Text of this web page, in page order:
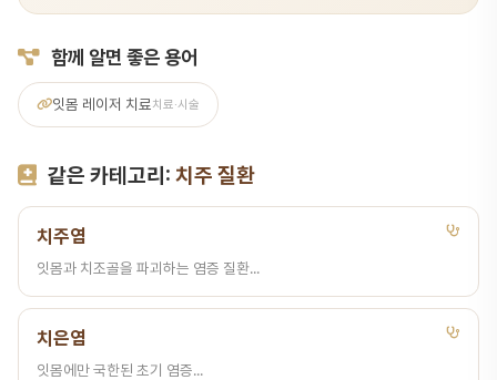
함께 알면 좋은 용어
잇몸 레이저 치료치료·시술
같은 카테고리: 치주 질환
치주염
잇몸과 치조골을 파괴하는 염증 질환...
치은염
잇몸에만 국한된 초기 염증...